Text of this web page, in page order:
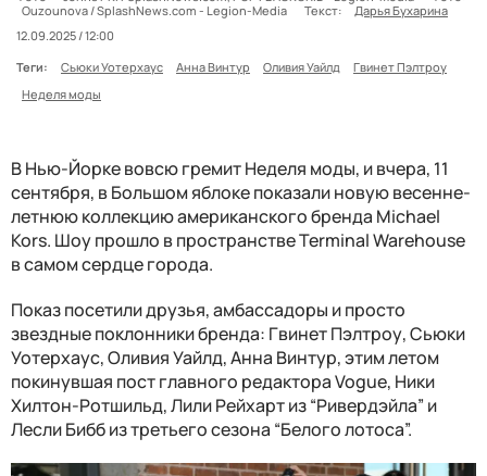
Ouzounova / SplashNews.com - Legion-Media
Текст:
Дарья Бухарина
12.09.2025 / 12:00
Теги:
Сьюки Уотерхаус Анна Винтур Оливия Уайлд
Гвинет Пэлтроу
Неделя моды
В Нью-Йорке вовсю гремит Неделя моды, и вчера, 11
сентября, в Большом яблоке показали новую весенне-
летнюю коллекцию американского бренда Michael
Kors. Шоу прошло в пространстве Terminal Warehouse
в самом сердце города.
Показ посетили друзья, амбассадоры и просто
звездные поклонники бренда: Гвинет Пэлтроу, Сьюки
Уотерхаус, Оливия Уайлд, Анна Винтур, этим летом
покинувшая пост главного редактора Vogue, Ники
Хилтон-Ротшильд, Лили Рейхарт из “Ривердэйла” и
Лесли Бибб из третьего сезона “Белого лотоса”.